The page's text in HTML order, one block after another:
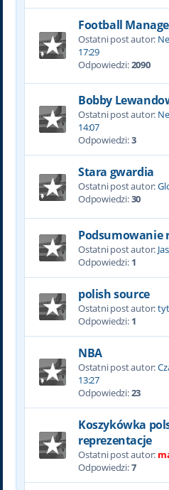
Football
Ostatni post autor:
17:29
Odpowiedzi:2090
Bobby
Ostatni post autor:
14:07
Odpowiedzi:3
Stara gwardia
Ostatni post autor:
Odpowiedzi:30
Podsumowanie
Ostatni post autor:
Odpowiedzi: 1
polish source
Ostatni post autor:
Odpowiedzi: 1
NBA
Ostatni post autor:
13:27
Odpowiedzi:23
Koszykówka
reprezentacje
Ostatni post autor:
Odpowiedzi:7